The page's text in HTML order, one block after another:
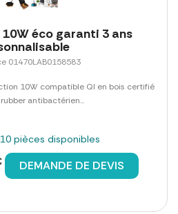
éco garanti 3 ans
01470LAB0158583
10W compatible QI en bois certifié
rubber antibactérien...
pièces disponibles
DEMANDE DE DEVIS